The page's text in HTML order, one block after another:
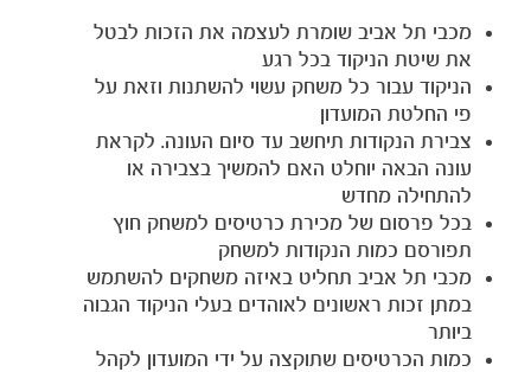
כרטיסים
מכבי תל אביב שומרת לעצמה את הזכות לבטל
את שיטת הניקוד בכל רגע
הניקוד עבור כל משחק עשוי להשתנות וזאת על
פי החלטת המועדון
צבירת הנקודות תיחשב עד סיום העונה. לקראת
עונה הבאה יוחלט האם להמשיך בצבירה או
להתחילה מחדש
בכל פרסום של מכירת כרטיסים למשחק חוץ
תפורסם כמות הנקודות למשחק
מכבי תל אביב תחליט באיזה משחקים להשתמש
במתן זכות ראשונים לאוהדים בעלי הניקוד הגבוה
ביותר
כמות הכרטיסים שתוקצה על ידי המועדון לקהל